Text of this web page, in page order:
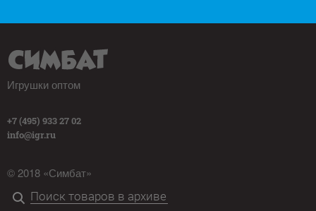
Игрушки оптом
+7 (495) 933 27 02
info@igr.ru
© 2018 «Симбат»